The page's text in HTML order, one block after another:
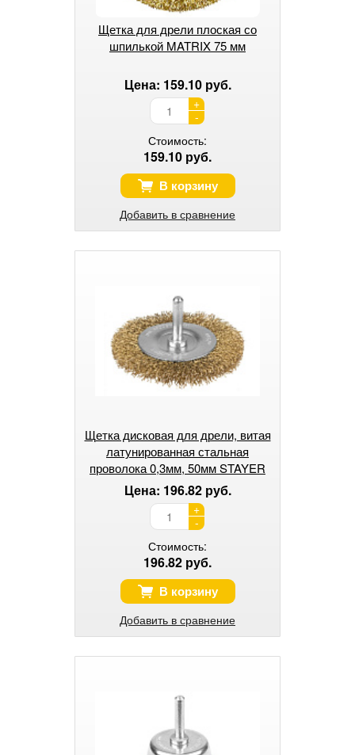
Щетка для дрели плоская со
шпилькой MATRIX 75 мм
Цена: 159.10 руб.
+
-
Стоимость:
159.10 руб.
В корзину
Добавить в сравнение
Щетка дисковая для дрели, витая
латунированная стальная
проволока 0,3мм, 50мм STAYER
"PROFESSIONAL".
Цена: 196.82 руб.
+
-
Стоимость:
196.82 руб.
В корзину
Добавить в сравнение